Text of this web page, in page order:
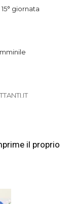
giornata
il proprio